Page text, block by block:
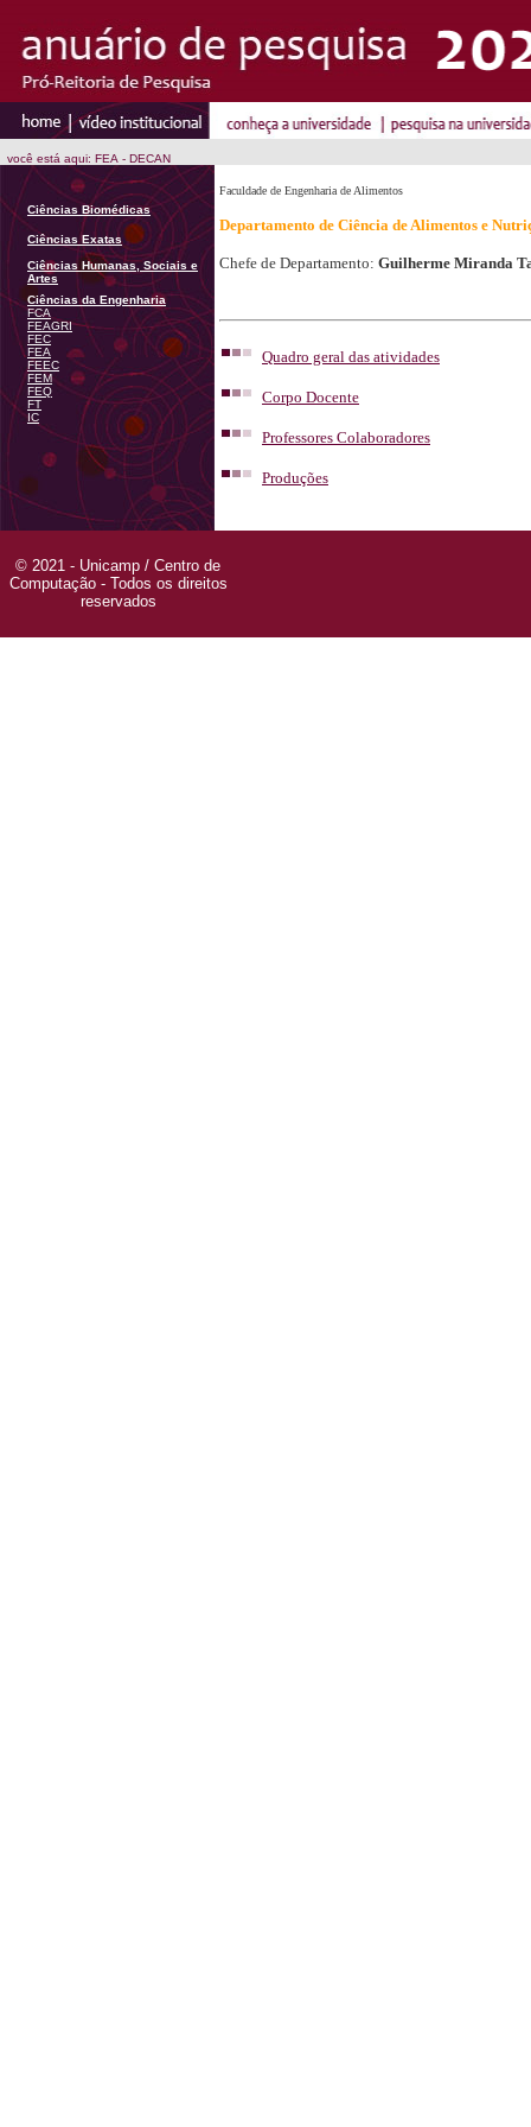
você está aqui: FEA - DECAN
Ciências Biomédicas
Ciências Exatas
Ciências Humanas, Sociais e
Artes
Ciências da Engenharia
FCA
FEAGRI
FEC
FEA
FEEC
FEM
FEQ
FT
IC
Faculdade de Engenharia de Alimentos
Departamento de Ciência de Alimentos e
Chefe de Departamento: Guilherme Miranda
Quadro geral das atividades
Corpo Docente
Professores Colaboradores
Produções
© 2021 - Unicamp / Centro de
Computação - Todos os direitos
reservados